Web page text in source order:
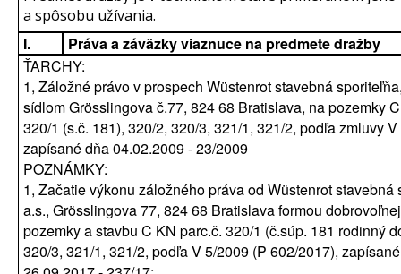
a spôsobu užívania.
I.
Práva a záväzky viaznuce na predmete dražby
ŤARCHY:
1, Záložné právo v prospech Wüstenrot stavebná
sídlom Grösslingova č.77, 824 68 Bratislava, na pozemky
320/1 (s.č. 181), 320/2, 320/3, 321/1, 321/2, podľa zmluvy
zapísané dňa 04.02.2009 - 23/2009
POZNÁMKY:
1, Začatie výkonu záložného práva od Wüstenrot stavebná
a.s., Grösslingova 77, 824 68 Bratislava formou
pozemky a stavbu C KN parc.č. 320/1 (č.súp. 181 rodinný
320/3, 321/1, 321/2, podľa V 5/2009 (P 602/2017),